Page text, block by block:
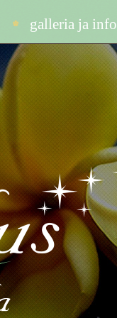
galleria ja info